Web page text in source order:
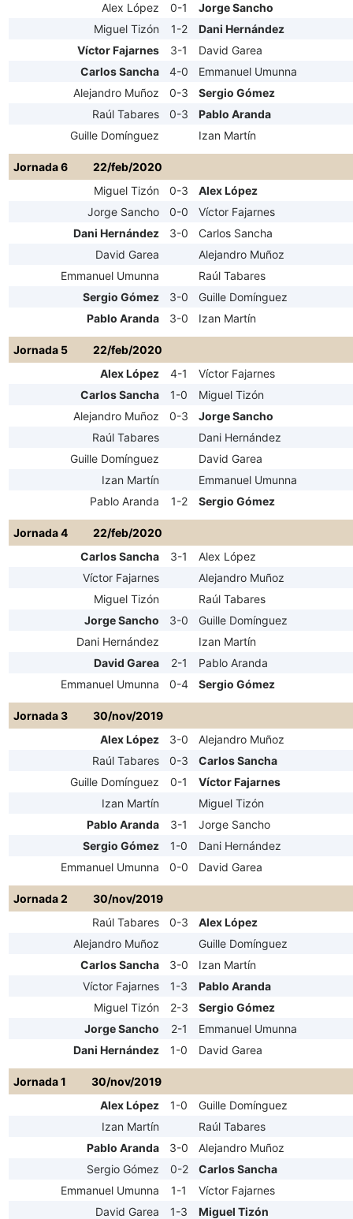
Alex López
0-1
Jorge Sancho
Miguel Tizón
1-2
Dani Hernández
Víctor Fajarnes
3-1
David Garea
Carlos Sancha
4-0
Emmanuel Umunna
Alejandro Muñoz
0-3
Sergio Gómez
Raúl Tabares
0-3
Pablo Aranda
Guille Domínguez
Izan Martín
Jornada 6
22/feb/2020
Miguel Tizón
0-3
Alex López
Jorge Sancho
0-0
Víctor Fajarnes
Dani Hernández
3-0
Carlos Sancha
David Garea
Alejandro Muñoz
Emmanuel Umunna
Raúl Tabares
Sergio Gómez
3-0
Guille Domínguez
Pablo Aranda
3-0 Izan Martín
Jornada 5
22/feb/2020
Alex López
4-1
Víctor Fajarnes
Carlos Sancha
1-0
Miguel Tizón
Alejandro Muñoz
0-3
Jorge Sancho
Raúl Tabares
Dani Hernández
Guille Domínguez
David Garea
Izan Martín
Emmanuel Umunna
Pablo Aranda
1-2 Sergio Gómez
Jornada 4
22/feb/2020
Carlos Sancha
3-1
Alex López
Víctor Fajarnes
Alejandro Muñoz
Miguel Tizón
Raúl Tabares
Jorge Sancho
3-0
Guille Domínguez
Dani Hernández
Izan Martín
David Garea
2-1
Pablo Aranda
Emmanuel Umunna
0-4 Sergio Gómez
Jornada 3
30/nov/2019
Alex López
3-0
Alejandro Muñoz
Raúl Tabares
0-3
Carlos Sancha
Guille Domínguez
0-1
Víctor Fajarnes
Izan Martín
Miguel Tizón
Pablo Aranda
3-1
Jorge Sancho
Sergio Gómez
1-0
Dani Hernández
Emmanuel Umunna
0-0 David Garea
Jornada 2
30/nov/2019
Raúl Tabares
0-3
Alex López
Alejandro Muñoz
Guille Domínguez
Carlos Sancha
3-0
Izan Martín
Víctor Fajarnes
1-3
Pablo Aranda
Miguel Tizón
2-3
Sergio Gómez
Jorge Sancho
2-1
Emmanuel Umunna
Dani Hernández
1-0 David Garea
Jornada 1
30/nov/2019
Alex López
1-0
Guille Domínguez
Izan Martín
Raúl Tabares
Pablo Aranda
3-0
Alejandro Muñoz
Sergio Gómez
0-2
Carlos Sancha
Emmanuel Umunna
1-1
Víctor Fajarnes
David Garea
1-3 Miguel Tizón